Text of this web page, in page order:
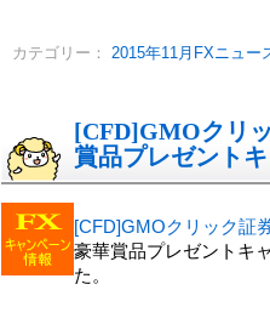
カテゴリー： 2015年11月FXニュー
[CFD]GMOクリ
賞品プレゼント
[CFD]GMOクリック証
豪華賞品プレゼントキ
た。